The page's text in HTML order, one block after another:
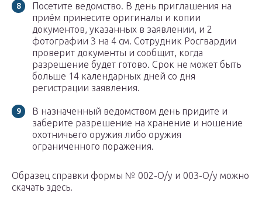
Посетите ведомство. В день приглашения на
приём принесите оригиналы и копии
документов, указанных в заявлении, и 2
фотографии 3 на 4 см. Сотрудник Росгвардии
проверит документы и сообщит, когда
разрешение будет готово. Срок не может быть
больше 14 календарных дней со дня
регистрации заявления.
В назначенный ведомством день придите и
заберите разрешение на хранение и ношение
охотничьего оружия либо оружия
ограниченного поражения.
Образец справки формы № 002-О/у и 003-О/у можно
скачать здесь.